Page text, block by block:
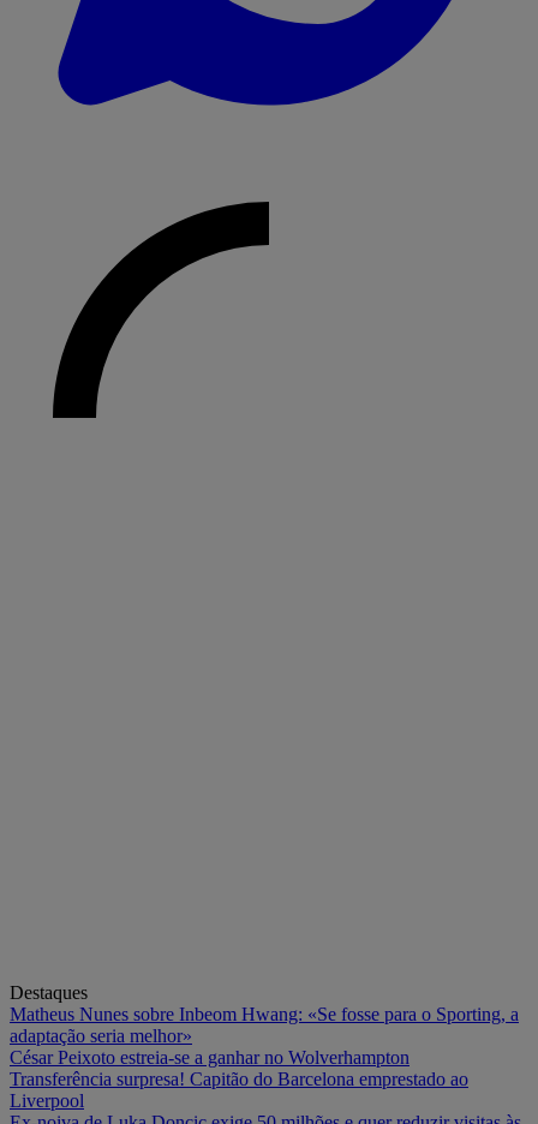
Destaques
Matheus Nunes sobre Inbeom Hwang: «Se fosse para o Sporting, a
adaptação seria melhor»
César Peixoto estreia-se a ganhar no Wolverhampton
Transferência surpresa! Capitão do Barcelona emprestado ao
Liverpool